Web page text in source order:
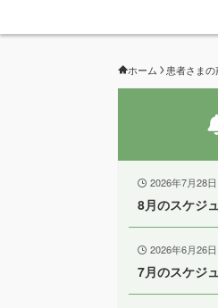
ホーム 患者さまの
2026年7月28日
8月のスケジ
2026年6月26日
7月のスケジ